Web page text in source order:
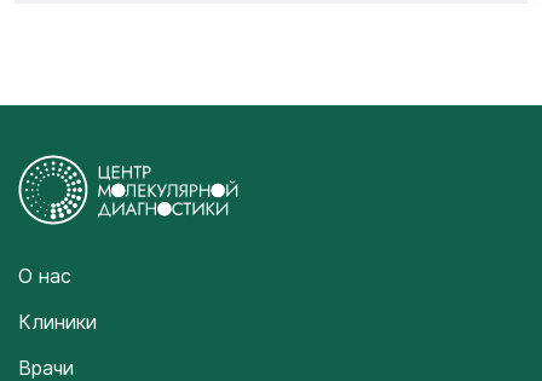
О нас
Клиники
Врачи